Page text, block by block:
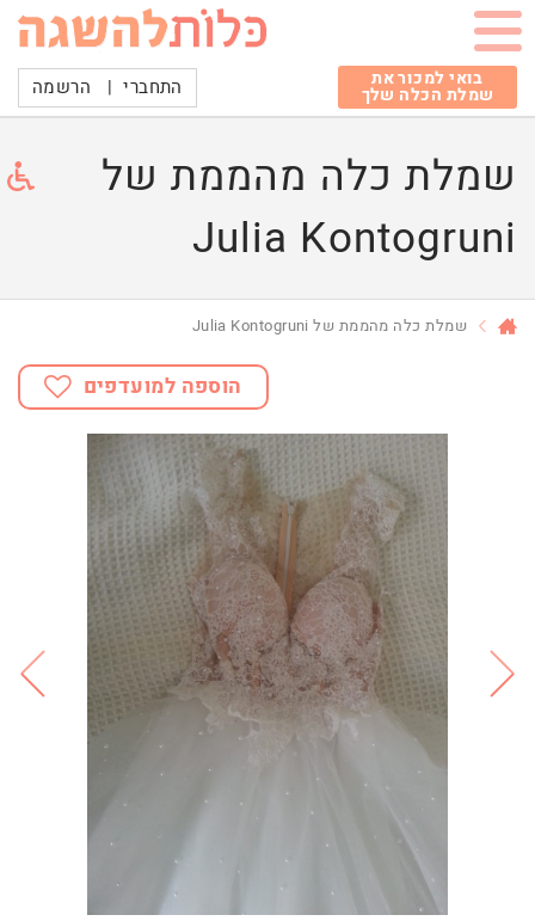
בואי למכור את
שמלת הכלה שלך התחברי | הרשמה
שמלת כלה מהממת של
Julia Kontogruni
שמלת כלה מהממת של Julia Kontogruni
הוספה למועדפים